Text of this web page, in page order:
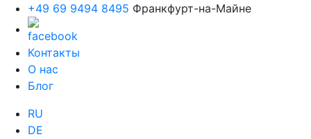
+49 69 9494 8495 Франкфурт-на-Майне
Контакты
О нас
Блог
RU
DE